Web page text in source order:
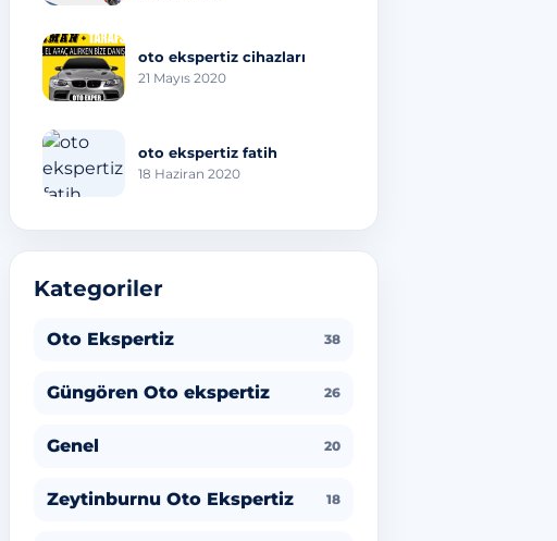
oto ekspertiz cihazları
21 Mayıs 2020
oto ekspertiz fatih
18 Haziran 2020
Kategoriler
Oto Ekspertiz 38
Güngören Oto ekspertiz 26
Genel 20
Zeytinburnu Oto Ekspertiz 18